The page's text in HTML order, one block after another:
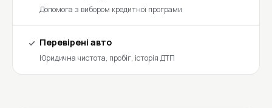
Допомога з вибором кредитної програми
Перевірені авто
Юридична чистота, пробіг, історія ДТП